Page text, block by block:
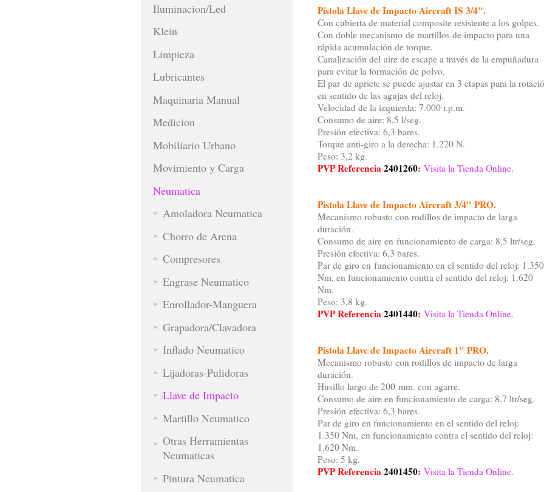
Pistola Llave de Impacto Aircraft IS 3/4".
Con cubierta de material composite resistente a los golpes.
Con doble mecanismo de martillos de impacto para una
rápida acumulación de torque.
Canalización del aire de escape a través de la empuñadura
para evitar la formación de polvo.
El par de apriete se puede ajustar en 3 etapas para la
en sentido de las agujas del reloj.
Velocidad de la izquierda: 7.000 r.p.m.
Consumo de aire: 8,5 l/seg.
Presión efectiva: 6,3 bares.
Torque anti-giro a la derecha: 1.220 N.
Peso: 3,2 kg.
PVP Referencia2401260: Visita la Tienda Online.
Pistola Llave de Impacto Aircraft 3/4" PRO.
Mecanismo robusto con rodillos de impacto de larga
duración.
Consumo de aire en funcionamiento de carga: 8,5 ltr/seg.
Presión efectiva: 6,3 bares.
Par de giro en funcionamiento en el sentido del reloj: 1.350
Nm, en funcionamiento contra el sentido del reloj: 1.620
Nm.
Peso: 3,8 kg.
PVP Referencia2401440: Visita la Tienda Online.
Pistola Llave de Impacto Aircraft 1" PRO.
Mecanismo robusto con rodillos de impacto de larga
duración.
Husillo largo de 200 mm. con agarre.
Consumo de aire en funcionamiento de carga: 8,7 ltr/seg.
Presión efectiva: 6,3 bares.
Par de giro en funcionamiento en el sentido del reloj:
1.350 Nm, en funcionamiento contra el sentido del reloj:
1.620 Nm.
Peso: 5 kg.
PVP Referencia2401450: Visita la Tienda Online.
Iluminacion/Led
Klein
Limpieza
Lubricantes
Maquinaria Manual
Medicion
Mobiliario Urbano
Movimiento y Carga
Neumatica
Amoladora Neumatica
Chorro de Arena
Compresores
Engrase Neumatico
Enrollador-Manguera
Grapadora/Clavadora
Inflado Neumatico
Lijadoras-Pulidoras
Llave de Impacto
Martillo Neumatico
Otras Herramientas
Neumaticas
Pintura Neumatica